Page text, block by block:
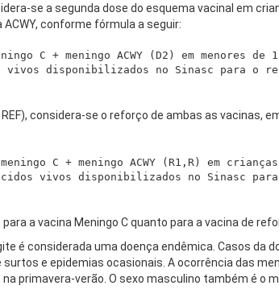
se a segunda dose do esquema vacinal em
conforme fórmula a seguir:
C + meningo ACWY (D2) em menores de
vivos disponibilizados no Sinasc para o
considera-se o reforço de ambas as vacinas,
C + meningo ACWY (R1,R) em
vivos disponibilizados no Sinasc
a vacina Meningo C quanto para a vacina de
é considerada uma doença endêmica. Casos da
surtos e epidemias ocasionais. A ocorrência das
primavera-verão. O sexo masculino também é o